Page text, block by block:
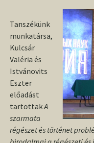
Tanszékünk
munkatársa,
Kulcsár
Valéria és
Istvánovits
Eszter
előadást
tartottakA
szarmata
régészet és történet